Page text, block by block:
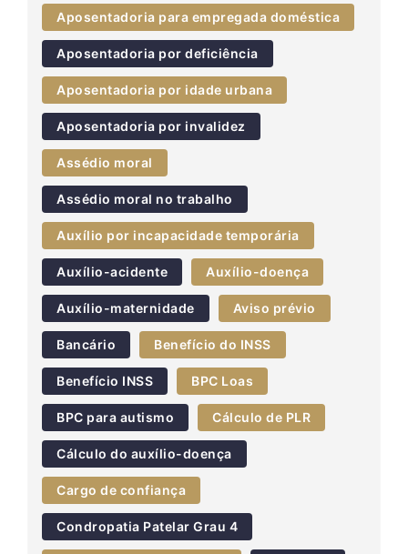
Aposentadoria para empregada doméstica
Aposentadoria por deficiência
Aposentadoria por idade urbana
Aposentadoria por invalidez
Assédio moral
Assédio moral no trabalho
Auxílio por incapacidade temporária
Auxílio-acidente Auxílio-doença
Auxílio-maternidade Aviso prévio
Bancário Benefício do INSS
Benefício INSS BPC Loas
BPC para autismo Cálculo de PLR
Cálculo do auxílio-doença
Cargo de confiança
Condropatia Patelar Grau 4